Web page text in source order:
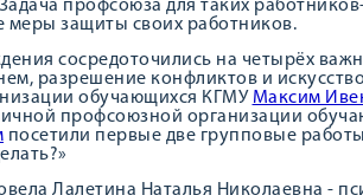
профсоюза для таких
меры защиты своих работников.
сосредоточились на четырёх
разрешение конфликтов и
обучающихся КГМУ Максим
профсоюзной организации
посетили первые две групповые
Лалетина Наталья Николаевна -